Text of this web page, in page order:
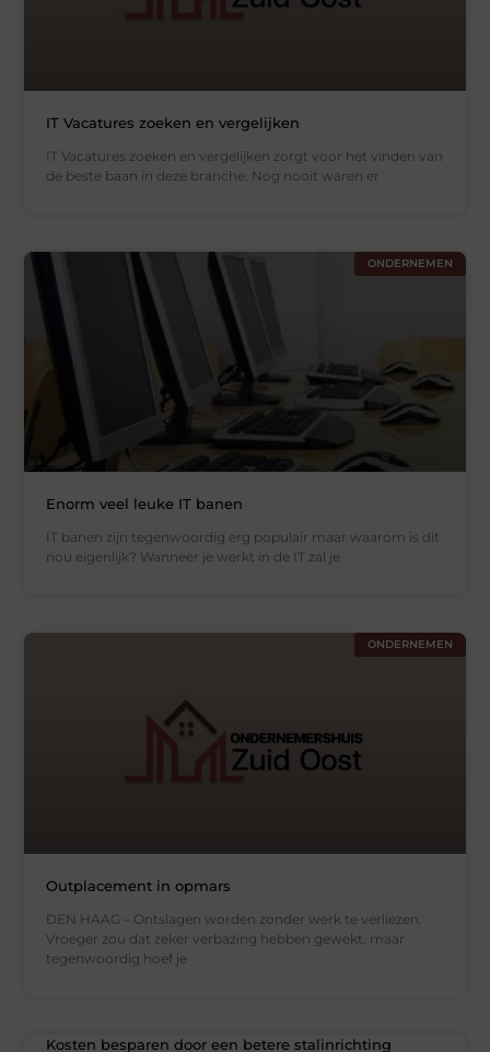
IT Vacatures zoeken en vergelijken
IT Vacatures zoeken en vergelijken zorgt voor het vinden van
de beste baan in deze branche. Nog nooit waren er
ONDERNEMEN
Enorm veel leuke IT banen
IT banen zijn tegenwoordig erg populair maar waarom is dit
nou eigenlijk? Wanneer je werkt in de IT zal je
ONDERNEMEN
Outplacement in opmars
DEN HAAG – Ontslagen worden zonder werk te verliezen.
Vroeger zou dat zeker verbazing hebben gewekt, maar
tegenwoordig hoef je
Kosten besparen door een betere stalinrichting